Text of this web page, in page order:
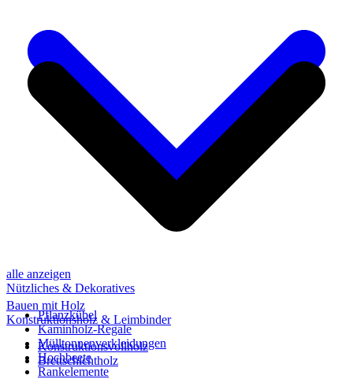
alle anzeigen
Nützliches & Dekoratives
Pflanzkübel
Kaminholz-Regale
Mülltonnenverkleidungen
Hochbeete
Rankelemente
Bauen mit Holz
Konstruktionsholz & Leimbinder
Konstruktionsvollholz
Brettschichtholz